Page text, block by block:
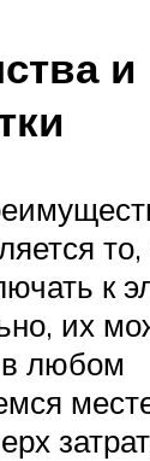
и
к
их
в любом